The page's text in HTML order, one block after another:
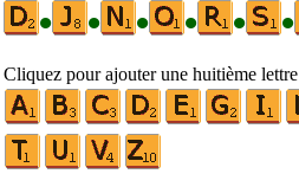
•
• • • • •
Cliquez pour ajouter une huitième lettre